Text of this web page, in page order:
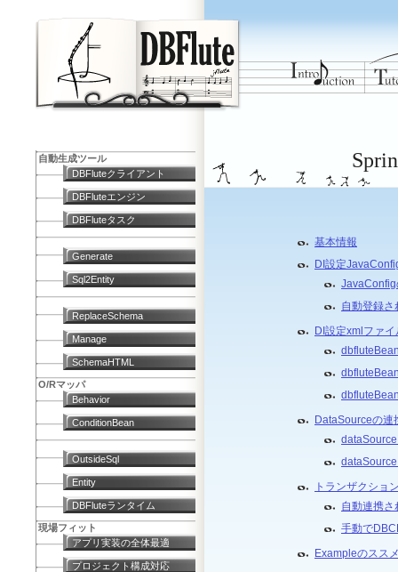
基本情報
DI設定
自動登録さ
DI設定xmlファイ
DataSourceの連
トランザクショ
自動連携
手動で
Exampleのスス
自動生成ツール
DBFluteクライアント
DBFluteエンジン
DBFluteタスク
Generate
Sql2Entity
ReplaceSchema
Manage
SchemaHTML
O/Rマッパ
Behavior
ConditionBean
OutsideSql
Entity
DBFluteランタイム
現場フィット
アプリ実装の全体最適
プロジェクト構成対応